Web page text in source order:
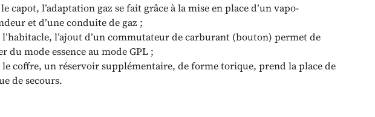
capot, l’adaptation gaz se fait grâce à la mise en place d’un vapo-
et d’une conduite de gaz ;
l’habitacle, l’ajout d’un commutateur de carburant (bouton) permet de
du mode essence au mode GPL ;
le coffre, un réservoir supplémentaire, de forme torique, prend la place de
de secours.